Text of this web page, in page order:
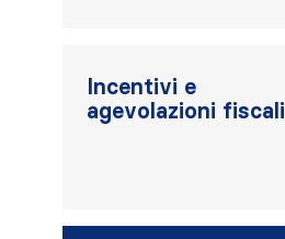
Incentivi e
agevolazioni fiscali